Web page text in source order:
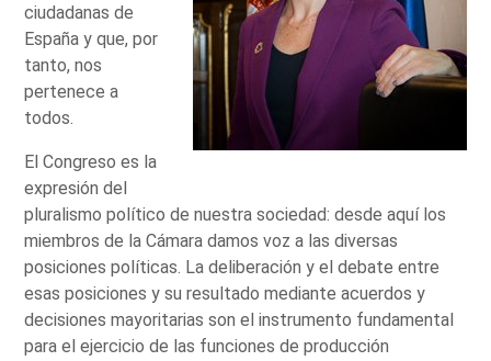
ciudadanas de
España y que, por
tanto, nos
pertenece a
todos.
El Congreso es la
expresión del
pluralismo político de nuestra sociedad: desde aquí los
miembros de la Cámara damos voz a las diversas
posiciones políticas. La deliberación y el debate entre
esas posiciones y su resultado mediante acuerdos y
decisiones mayoritarias son el instrumento fundamental
para el ejercicio de las funciones de producción